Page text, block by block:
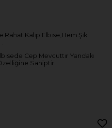
Kalıp Elbıse,Hem Şık
Cep Mevcuttır Yandakı
Sahiptir